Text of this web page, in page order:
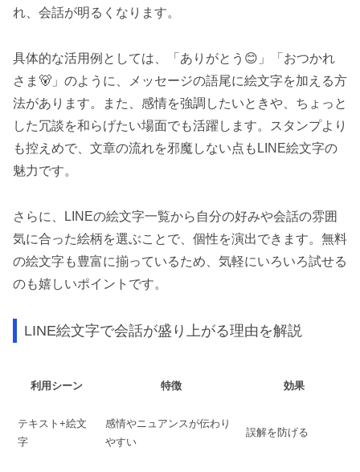
れ、会話が明るくなります。
具体的な活用例としては、「ありがとう😊」「おつかれ
さま🐻」のように、メッセージの語尾に絵文字を加える方
法があります。また、感情を強調したいときや、ちょっと
した冗談を和らげたい場面でも活躍します。スタンプより
も控えめで、文章の流れを邪魔しない点もLINE絵文字の
魅力です。
さらに、LINEの絵文字一覧から自分の好みや会話の雰囲
気に合った絵柄を選ぶことで、個性を演出できます。無料
の絵文字も豊富に揃っているため、気軽にいろいろ試せる
のも嬉しいポイントです。
LINE絵文字で会話が盛り上がる理由を解説
利用シーン 特徴 効果
テキスト+絵文
字
感情やニュアンスが伝わり
やすい
誤解を防げる